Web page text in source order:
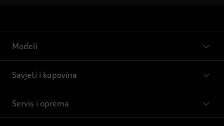
Modeli
Savjeti i kupovina
Servis i oprema